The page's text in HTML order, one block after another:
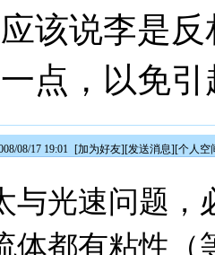
该说李是
点，以免
08/17 19:01 [加为好友][发送消息][个人空
与光速问题，
体都有粘性（